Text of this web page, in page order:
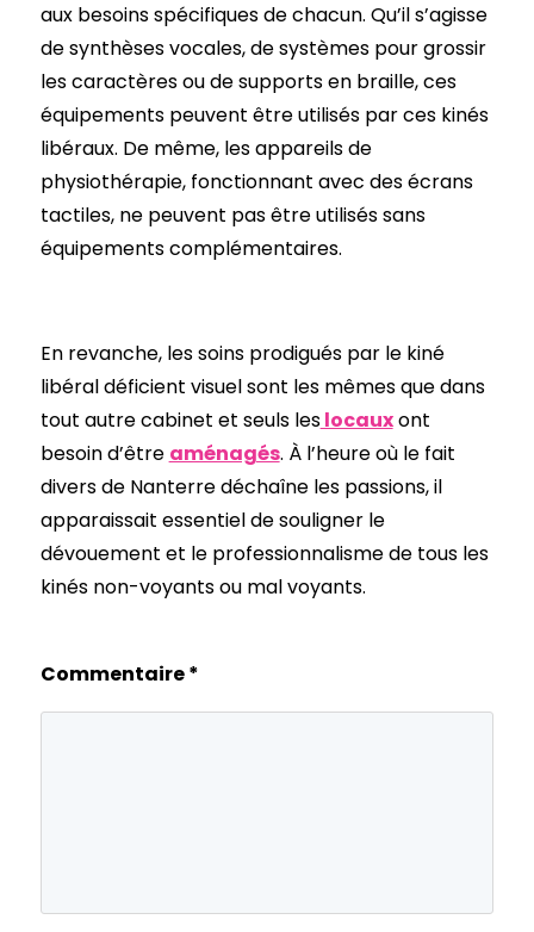
aux besoins spécifiques de chacun. Qu’il s’agisse
de synthèses vocales, de systèmes pour grossir
les caractères ou de supports en braille, ces
équipements peuvent être utilisés par ces kinés
libéraux. De même, les appareils de
physiothérapie, fonctionnant avec des écrans
tactiles, ne peuvent pas être utilisés sans
équipements complémentaires.
En revanche, les soins prodigués par le kiné
libéral déficient visuel sont les mêmes que dans
tout autre cabinet et seuls leslocauxont
besoin d’être aménagés. À l’heure où le fait
divers de Nanterre déchaîne les passions, il
apparaissait essentiel de souligner le
dévouement et le professionnalisme de tous les
kinés non-voyants ou mal voyants.
Commentaire*